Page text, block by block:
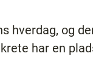
hverdag, og
har en